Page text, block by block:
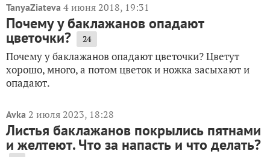
TanyaZiateva 4 июня 2018, 19:31
Почему у баклажанов опадают
цветочки? 24
Почему у баклажанов опадают цветочки? Цветут
хорошо, много, а потом цветок и ножка засыхают и
опадают.
Avka 2 июля 2023, 18:28
Листья баклажанов покрылись пятнами
и желтеют. Что за напасть и что делать?